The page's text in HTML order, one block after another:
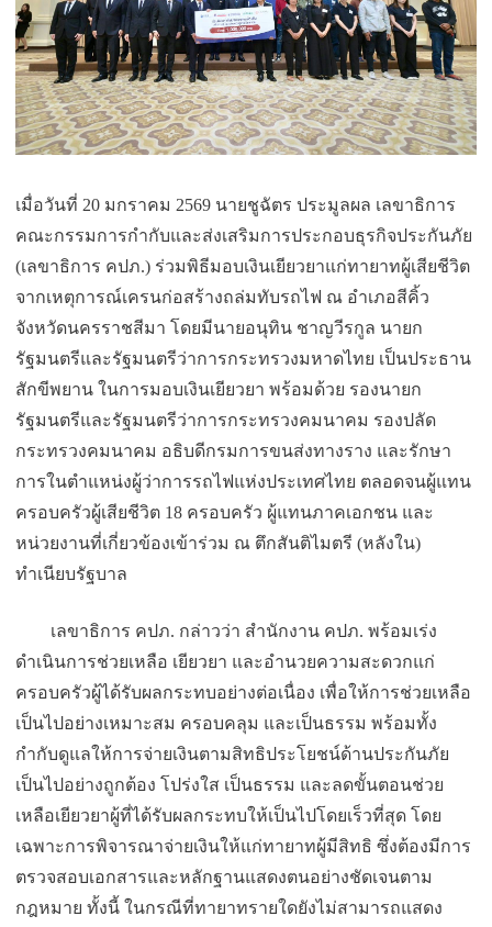
เมื่อวันที่ 20 มกราคม 2569 นายชูฉัตร ประมูลผล เลขาธิการ
คณะกรรมการกำกับและส่งเสริมการประกอบธุรกิจประกันภัย
(เลขาธิการ คปภ.) ร่วมพิธีมอบเงินเยียวยาแก่ทายาทผู้เสียชีวิต
จากเหตุการณ์เครนก่อสร้างถล่มทับรถไฟ ณ อำเภอสีคิ้ว
จังหวัดนครราชสีมา โดยมีนายอนุทิน ชาญวีรกูล นายก
รัฐมนตรีและรัฐมนตรีว่าการกระทรวงมหาดไทย เป็นประธาน
สักขีพยาน ในการมอบเงินเยียวยา พร้อมด้วย รองนายก
รัฐมนตรีและรัฐมนตรีว่าการกระทรวงคมนาคม รองปลัด
กระทรวงคมนาคม อธิบดีกรมการขนส่งทางราง และรักษา
การในตำแหน่งผู้ว่าการรถไฟแห่งประเทศไทย ตลอดจนผู้แทน
ครอบครัวผู้เสียชีวิต 18 ครอบครัว ผู้แทนภาคเอกชน และ
หน่วยงานที่เกี่ยวข้องเข้าร่วม ณ ตึกสันติไมตรี (หลังใน)
ทำเนียบรัฐบาล
เลขาธิการ คปภ. กล่าวว่า สำนักงาน คปภ. พร้อมเร่ง
ดำเนินการช่วยเหลือ เยียวยา และอำนวยความสะดวกแก่
ครอบครัวผู้ได้รับผลกระทบอย่างต่อเนื่อง เพื่อให้การช่วยเหลือ
เป็นไปอย่างเหมาะสม ครอบคลุม และเป็นธรรม พร้อมทั้ง
กำกับดูแลให้การจ่ายเงินตามสิทธิประโยชน์ด้านประกันภัย
เป็นไปอย่างถูกต้อง โปร่งใส เป็นธรรม และลดขั้นตอนช่วย
เหลือเยียวยาผู้ที่ได้รับผลกระทบให้เป็นไปโดยเร็วที่สุด โดย
เฉพาะการพิจารณาจ่ายเงินให้แก่ทายาทผู้มีสิทธิ ซึ่งต้องมีการ
ตรวจสอบเอกสารและหลักฐานแสดงตนอย่างชัดเจนตาม
กฎหมาย ทั้งนี้ ในกรณีที่ทายาทรายใดยังไม่สามารถแสดง